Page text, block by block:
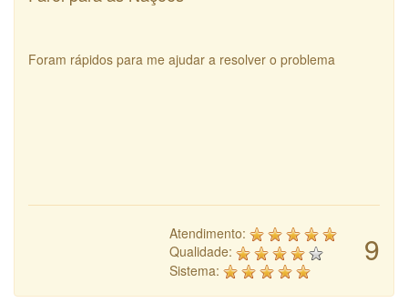
Foram rápidos para me ajudar a resolver o problema
9
Atendimento:
Qualidade:
Sistema: